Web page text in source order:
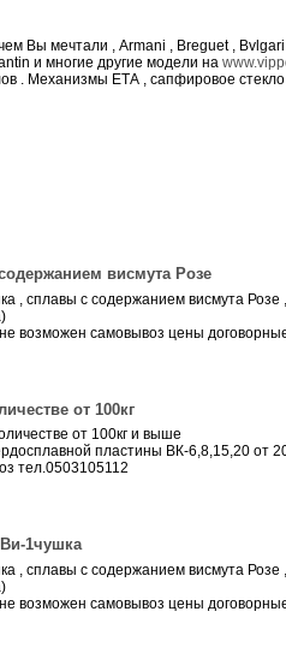
Вы мечтали , Armani , Breguet ,
и многие другие модели на
. Механизмы ЕТА , сапфировое
висмута Розе
, сплавы с содержанием висмута Розе
возможен самовывоз цены
от 100кг
от 100кг и выше
пластины ВК-6,8,15,20 от
тел.0503105112
1чушка
, сплавы с содержанием висмута Розе
возможен самовывоз цены